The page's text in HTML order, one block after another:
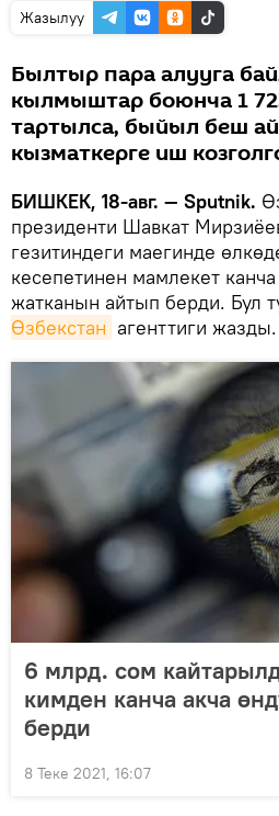
Жазылуу
Былтыр пара алууга
кылмыштар боюнча 1
тартылса, быйыл беш
кызматкерге иш
БИШКЕК, 18-авг. — Sputnik.
президенти Шавкат
гезитиндеги маегинде
кесепетинен мамлекет
жатканын айтып берди. Бул
Өзбекстан агенттиги жазды.
6 млрд. сом
кимден канча акча
берди
8 Теке 2021, 16:07